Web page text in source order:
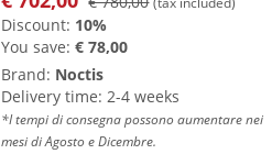
Discount: 10%
You save:€ 78,00
Brand: Noctis
Delivery time: 2-4 weeks
*I tempi di consegna possono aumentare nei
mesi di Agosto e Dicembre.